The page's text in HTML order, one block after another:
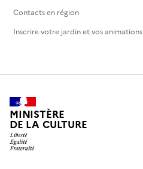
Contacts en région
Inscrire votre jardin et vos animations
MINISTÈRE
DE LA CULTURE